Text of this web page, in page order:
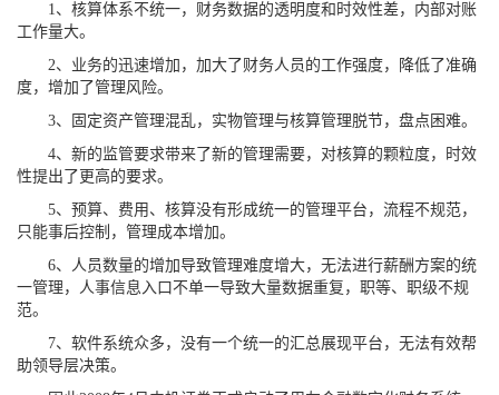
1、核算体系不统一，财务数据的透明度和时效性差，内部对账
工作量大。
2、业务的迅速增加，加大了财务人员的工作强度，降低了准确
度，增加了管理风险。
3、固定资产管理混乱，实物管理与核算管理脱节，盘点困难。
4、新的监管要求带来了新的管理需要，对核算的颗粒度，时效
性提出了更高的要求。
5、预算、费用、核算没有形成统一的管理平台，流程不规范，
只能事后控制，管理成本增加。
6、人员数量的增加导致管理难度增大，无法进行薪酬方案的统
一管理，人事信息入口不单一导致大量数据重复，职等、职级不规
范。
7、软件系统众多，没有一个统一的汇总展现平台，无法有效帮
助领导层决策。